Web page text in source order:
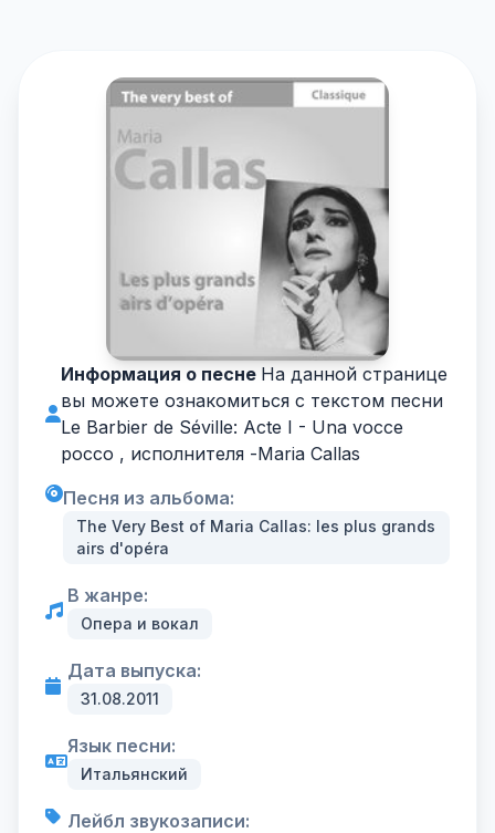
Информация о песне На данной странице
вы можете ознакомиться с текстом песни
Le Barbier de Séville: Acte I - Una vocce
pocco , исполнителя -Maria Callas
Песня из альбома:
The Very Best of Maria Callas: les plus grands
airs d'opéra
В жанре:
Опера и вокал
Дата выпуска:
31.08.2011
Язык песни:
Итальянский
Лейбл звукозаписи: